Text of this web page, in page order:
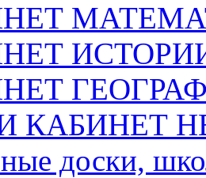
КАБИНЕТ
доски,